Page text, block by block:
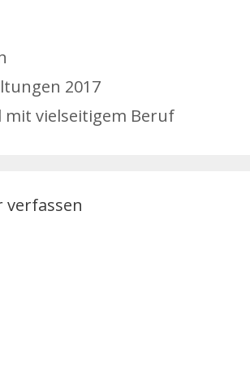
mit
Kann
2017
mit vielseitigem Beruf
verfassen